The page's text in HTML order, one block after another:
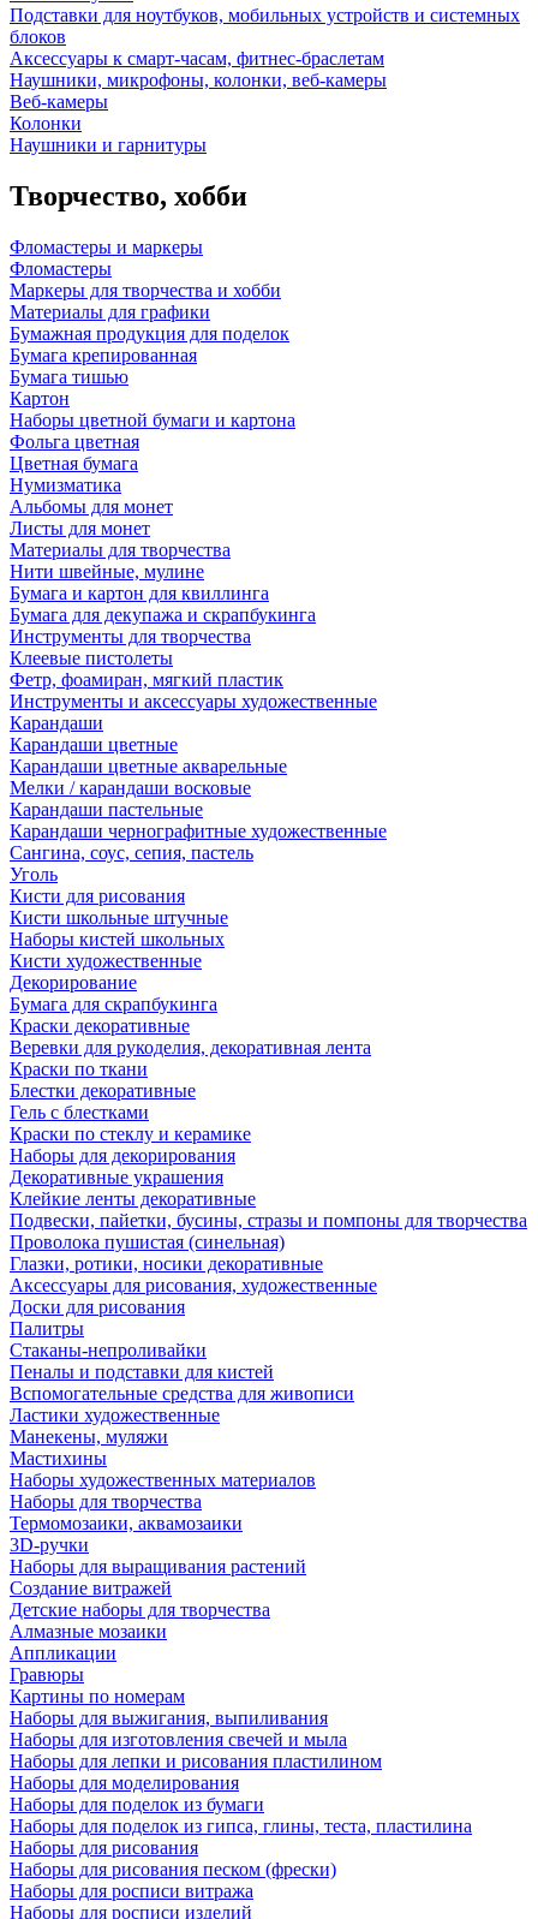
Подставки для ноутбуков, мобильных устройств и системных
блоков
Аксессуары к смарт-часам, фитнес-браслетам
Наушники, микрофоны, колонки, веб-камеры
Веб-камеры
Колонки
Наушники и гарнитуры
Творчество, хобби
Фломастеры и маркеры
Фломастеры
Маркеры для творчества и хобби
Материалы для графики
Бумажная продукция для поделок
Бумага крепированная
Бумага тишью
Картон
Наборы цветной бумаги и картона
Фольга цветная
Цветная бумага
Нумизматика
Альбомы для монет
Листы для монет
Материалы для творчества
Нити швейные, мулине
Бумага и картон для квиллинга
Бумага для декупажа и скрапбукинга
Инструменты для творчества
Клеевые пистолеты
Фетр, фоамиран, мягкий пластик
Инструменты и аксессуары художественные
Карандаши
Карандаши цветные
Карандаши цветные акварельные
Мелки / карандаши восковые
Карандаши пастельные
Карандаши чернографитные художественные
Сангина, соус, сепия, пастель
Уголь
Кисти для рисования
Кисти школьные штучные
Наборы кистей школьных
Кисти художественные
Декорирование
Бумага для скрапбукинга
Краски декоративные
Веревки для рукоделия, декоративная лента
Краски по ткани
Блестки декоративные
Гель с блестками
Краски по стеклу и керамике
Наборы для декорирования
Декоративные украшения
Клейкие ленты декоративные
Подвески, пайетки, бусины, стразы и помпоны для творчества
Проволока пушистая (синельная)
Глазки, ротики, носики декоративные
Аксессуары для рисования, художественные
Доски для рисования
Палитры
Стаканы-непроливайки
Пеналы и подставки для кистей
Вспомогательные средства для живописи
Ластики художественные
Манекены, муляжи
Мастихины
Наборы художественных материалов
Наборы для творчества
Термомозаики, аквамозаики
3D-ручки
Наборы для выращивания растений
Создание витражей
Детские наборы для творчества
Алмазные мозаики
Аппликации
Гравюры
Картины по номерам
Наборы для выжигания, выпиливания
Наборы для изготовления свечей и мыла
Наборы для лепки и рисования пластилином
Наборы для моделирования
Наборы для поделок из бумаги
Наборы для поделок из гипса, глины, теста, пластилина
Наборы для рисования
Наборы для рисования песком (фрески)
Наборы для росписи витража
Наборы для росписи изделий